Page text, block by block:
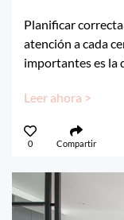
Planificar
atención a cada
importantes es la
Leer ahora >
0 Compartir